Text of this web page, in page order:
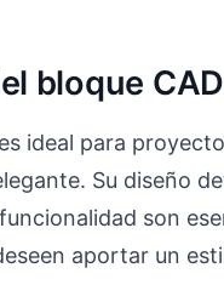
bloque
ideal para
Su diseño
son
aportar un